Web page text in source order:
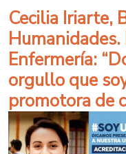
Cecilia Iriarte,
Humanidades.
Enfermería:
orgullo que
promotora de